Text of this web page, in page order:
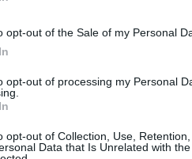
opt-out of the Sale of my Personal
opt-out of processing my Personal
opt-out of Collection, Use,
Data that Is Unrelated with
Νέα αλλαγή στην
φυλακή
κοντά σε
υγεία του το πλήρωμα
Ένοπλος άνοιξε πυρ μέσα
και δολοφόνησε εν